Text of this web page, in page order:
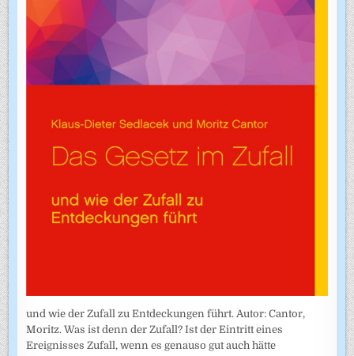
und wie der Zufall zu Entdeckungen führt. Autor: Cantor,
Moritz. Was ist denn der Zufall? Ist der Eintritt eines
Ereignisses Zufall, wenn es genauso gut auch hätte